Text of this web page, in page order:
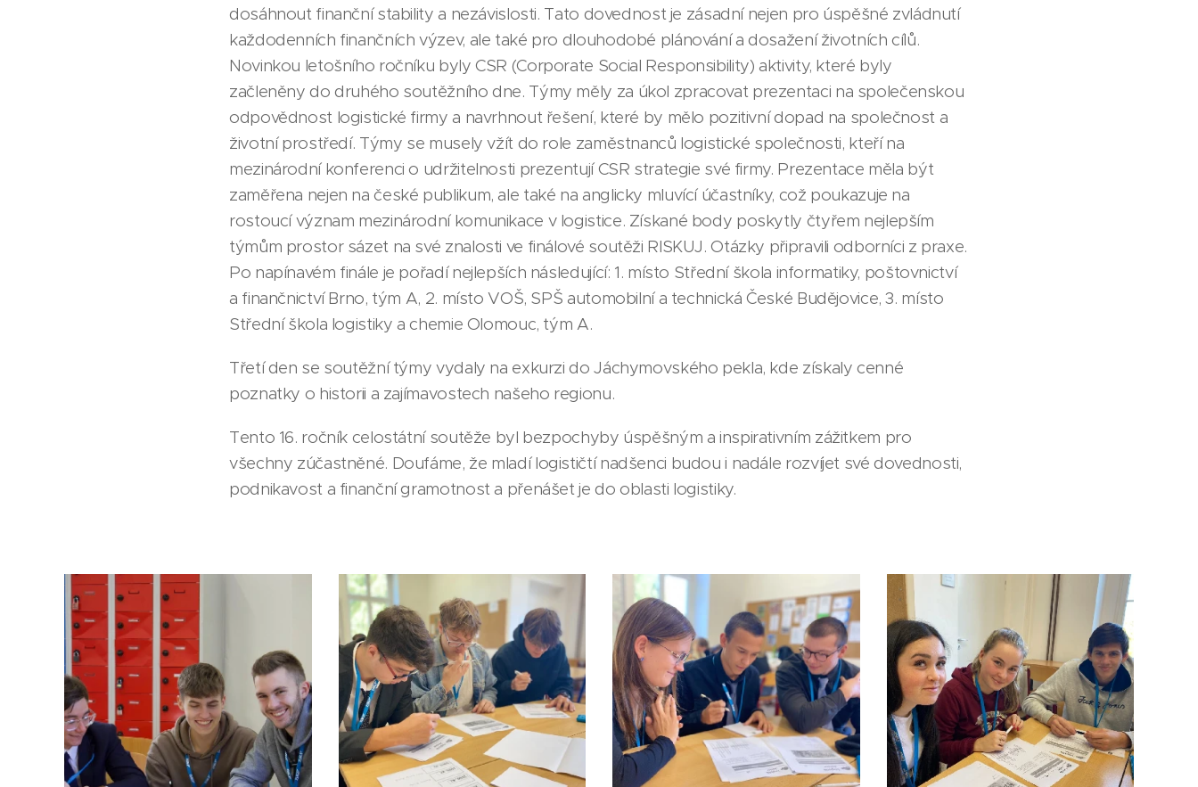
dosáhnout finanční stability a nezávislosti. Tato dovednost je zásadní nejen pro úspěšné zvládnutí
každodenních finančních výzev, ale také pro dlouhodobé plánování a dosažení životních cílů.
Novinkou letošního ročníku byly CSR (Corporate Social Responsibility) aktivity, které byly
začleněny do druhého soutěžního dne. Týmy měly za úkol zpracovat prezentaci na společenskou
odpovědnost logistické firmy a navrhnout řešení, které by mělo pozitivní dopad na společnost a
životní prostředí. Týmy se musely vžít do role zaměstnanců logistické společnosti, kteří na
mezinárodní konferenci o udržitelnosti prezentují CSR strategie své firmy. Prezentace měla být
zaměřena nejen na české publikum, ale také na anglicky mluvící účastníky, což poukazuje na
rostoucí význam mezinárodní komunikace v logistice. Získané body poskytly čtyřem nejlepším
týmům prostor sázet na své znalosti ve finálové soutěži RISKUJ. Otázky připravili odborníci z praxe.
Po napínavém finále je pořadí nejlepších následující: 1. místo Střední škola informatiky, poštovnictví
a finančnictví Brno, tým A, 2. místo VOŠ, SPŠ automobilní a technická České Budějovice, 3. místo
Střední škola logistiky a chemie Olomouc, tým A.
Třetí den se soutěžní týmy vydaly na exkurzi do Jáchymovského pekla, kde získaly cenné
poznatky o historii a zajímavostech našeho regionu.
Tento 16. ročník celostátní soutěže byl bezpochyby úspěšným a inspirativním zážitkem pro
všechny zúčastněné. Doufáme, že mladí logističtí nadšenci budou i nadále rozvíjet své dovednosti,
podnikavost a finanční gramotnost a přenášet je do oblasti logistiky.